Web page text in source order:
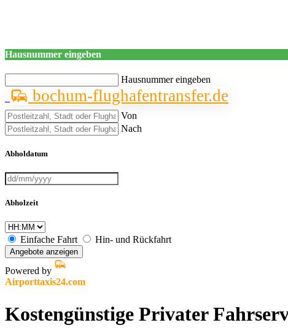
Hausnummer eingeben
Hausnummer eingeben
bochum-flughafentransfer.de
Von
Nach
Abholdatum
Abholzeit
Einfache Fahrt Hin- und Rückfahrt
Angebote anzeigen
Powered by
Airporttaxis24.com
Kostengünstige Privater